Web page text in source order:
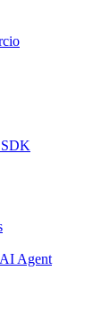
AI Agent